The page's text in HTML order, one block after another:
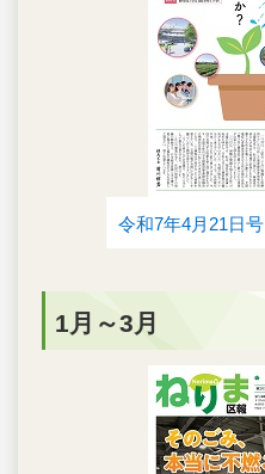
令和7年4月21日号
1月～3月